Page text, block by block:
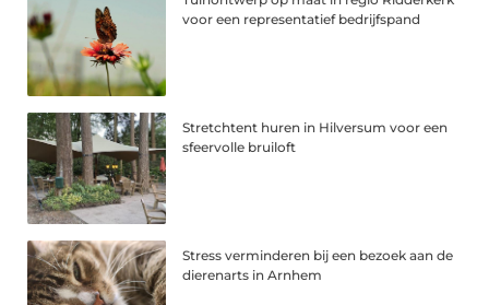
voor een representatief bedrijfspand
Stretchtent huren in Hilversum voor een
sfeervolle bruiloft
Stress verminderen bij een bezoek aan de
dierenarts in Arnhem